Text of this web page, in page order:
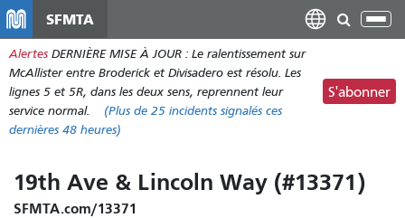
contenu
principal
SFMTA
Alertes DERNIÈRE MISE À JOUR : Le ralentissement sur
McAllister entre Broderick et Divisadero est résolu. Les
lignes 5 et 5R, dans les deux sens, reprennent leur
service normal.
(Plus de 25 incidents signalés ces
dernières 48 heures)
S'abonner
19th Ave & Lincoln Way (#13371)
SFMTA.com/13371